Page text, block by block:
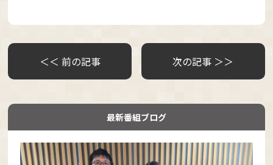
＜＜ 前の記事 次の記事 ＞＞
最新番組ブログ